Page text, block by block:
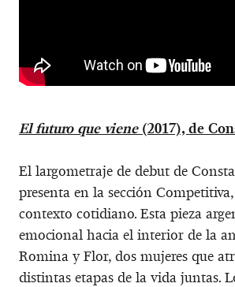
El futuro que viene(2017), de
El largometraje de debut de
presenta en la sección
contexto cotidiano. Esta pieza
emocional hacia el interior de la
Romina y Flor, dos mujeres que
distintas etapas de la vida juntas.